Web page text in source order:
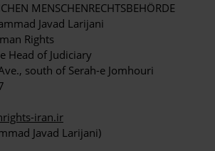
MENSCHENRECHTSBEHÖRDE
Javad Larijani
Rights
Head of Judiciary
south of Serah-e Jomhouri
iran.ir
Javad Larijani)